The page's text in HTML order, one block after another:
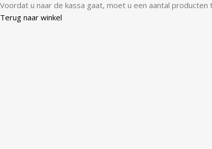
Voordat u naar de kassa gaat, moet u een aantal
Terug naar winkel